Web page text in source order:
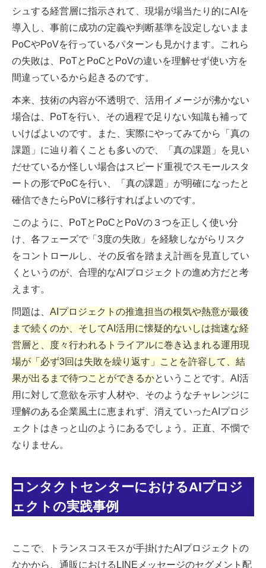
シュする経営層に指示されて、現場が場当たり的にAIを
導入し、事前に成功の定義や判断基準を設定しないまま
PoCやPoVを行っているパターンも見かけます。これら
の失敗は、PoTとPoCとPoVの違いを理解せず使い方を
間違っているから起きるのです。
本来、技術の内容が不透明で、活用イメージが沸かない
場合は、PoTを行い、その過程で足りない知識も補って
いけばよいのです。また、実際にやってみてから「真の
課題」に辿り着くことも多いので、「真の課題」を見い
だせているか怪しい場合はスピード重視でスモールスタ
ートの形でPoCを行い、「真の課題」が明確になったと
確信できたらPoVに移行すればよいのです。
このように、PoTとPoCとPoVの３つを正しく使い分
け、各フェーズで「3度の失敗」を経験しながらリスク
をコントロールし、その反省を踏まえ計画を見直してい
くというのが、合理的なAIプロジェクトの進め方だと考
えます。
問題は、 AIプロジェクトの推進担当の根気や熱意が最後
まで続くのか 、そしてAI活用に懐疑的ないしは拙速な経
営層と、度々行われるトライアルに巻き込まれる運用現
場が「必ず3回は失敗を繰り返す」ことを許容して、結
果が出るまで待つことができるかということです。AI活
用に対して意欲を示す人材や、そのようなチャレンジに
理解のある企業風土に恵まれず、消えていったAIプロジ
ェクトはきっと山のようにあるでしょう。正直、不憫で
なりません。
コンタクトセンターにおけるAIプロジ
ェクトの実践事例
ここで、トランスコスモスが手掛けたAIプロジェクトの
なかから、通販におけるLINEメッセージのセグメント配